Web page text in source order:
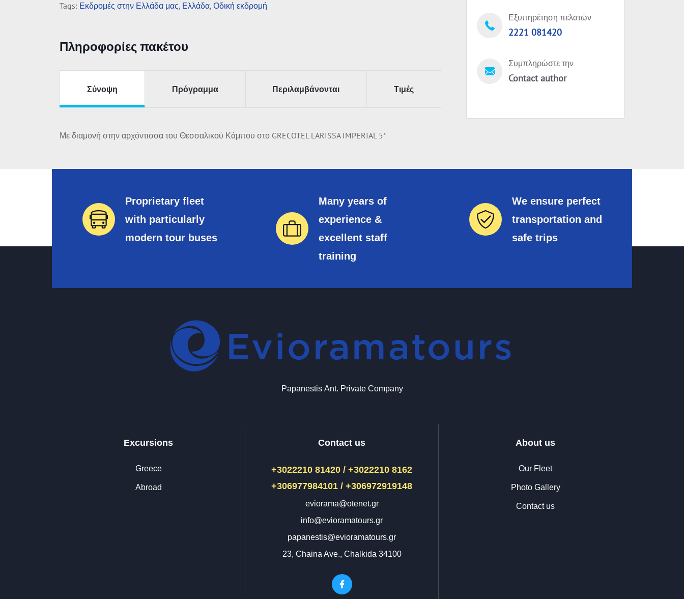
Tags: Εκδρομές στην Ελλάδα μας, Ελλάδα, Οδική εκδρομή
Πληροφορίες πακέτου
Σύνοψη Πρόγραμμα Περιλαμβάνονται Τιμές
Με διαμονή στην αρχόντισσα του Θεσσαλικού Κάμπου στο GRECOTEL LARISSA IMPERIAL 5*
Εξυπηρέτηση πελατών
2221 081420
Συμπληρώστε την
Contact author
Proprietary fleet
with particularly
modern tour buses
Many years of
experience &
excellent staff
training
We ensure perfect
transportation and
safe trips
Papanestis Αnt. Private Company
Excursions
Greece
Abroad
Contact us
+3022210 81420 / +3022210 8162
+306977984101 / +306972919148
eviorama@otenet.gr
info@evioramatours.gr
papanestis@evioramatours.gr
23, Chaina Ave., Chalkida 34100
About us
Our Fleet
Photo Gallery
Contact us